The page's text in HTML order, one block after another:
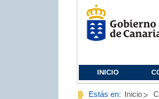
INICIO
Estás en: Inicio